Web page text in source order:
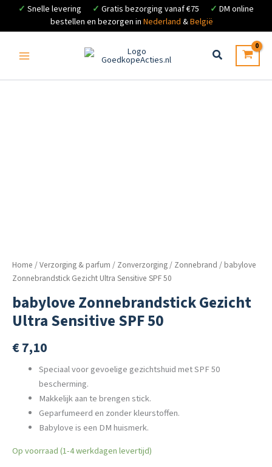
✓ Snelle levering ✓ Gratis bezorging vanaf €75 ✓ DM online
bestellen en bezorgen in Nederland &België
inhoud
Home /Verzorging & parfum / Zonverzorging/ Zonnebrand / babylove
Zonnebrandstick Gezicht Ultra Sensitive SPF 50
babylove Zonnebrandstick Gezicht
Ultra Sensitive SPF 50
€7,10
Speciaal voor gevoelige gezichtshuid met SPF 50
bescherming.
Makkelijk aan te brengen stick.
Geparfumeerd en zonder kleurstoffen.
Babylove is een DM huismerk.
Op voorraad (1-4 werkdagen levertijd)